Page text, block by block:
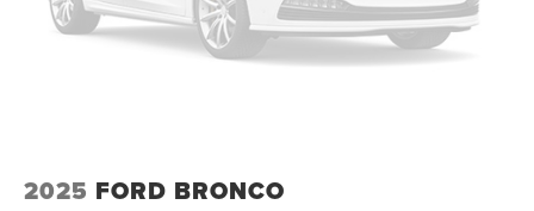
2025 FORD BRONCO